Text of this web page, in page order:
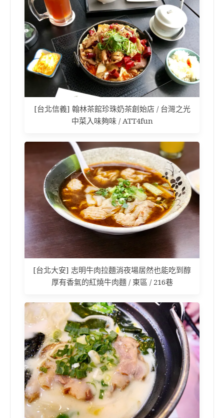
[台北信義] 翰林茶館珍珠奶茶創始店 / 台灣之光
中菜入味夠味 / ATT4fun
[台北大安] 志明牛肉拉麵消夜場居然也能吃到醇
厚有香氣的紅燒牛肉麵 / 東區 / 216巷